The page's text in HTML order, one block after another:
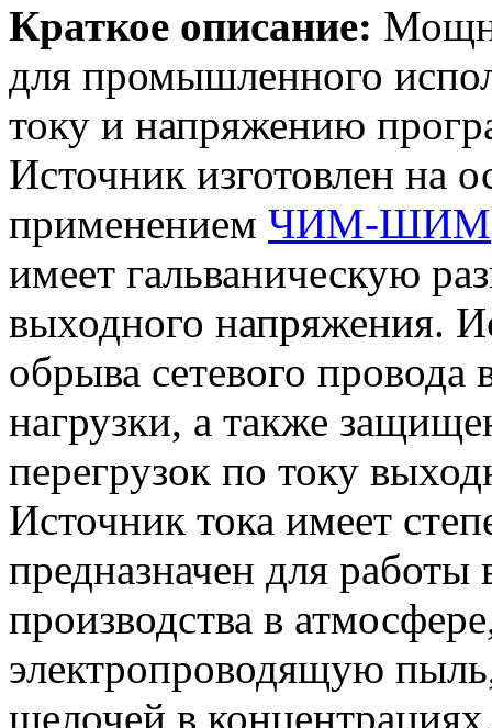
Краткое описание:
для промышленного
току и напряжению
Источник изготовлен на
применением ЧИМ-ШИМ
имеет гальваническую
выходного напряжения.
обрыва сетевого
нагрузки, а также
перегрузок по току
Источник тока имеет
предназначен для
производства в
электропроводящую
щелочей в